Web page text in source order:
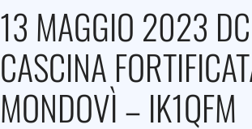
13 MAGGIO 2023
CASCINA
MONDOVÌ – IK1QFM